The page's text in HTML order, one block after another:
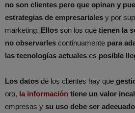
no son clientes pero que opinan y
estrategias de empresariales y por
marketing. Ellos son los que tienen la
no observarles continuamente para
las tecnologías actuales es posible
Los datos de los clientes hay que
oro, la información tiene un valor
empresas y su uso debe ser